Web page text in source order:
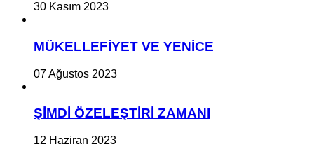
30 Kasım 2023
MÜKELLEFİYET VE YENİCE
07 Ağustos 2023
ŞİMDİ ÖZELEŞTİRİ ZAMANI
12 Haziran 2023